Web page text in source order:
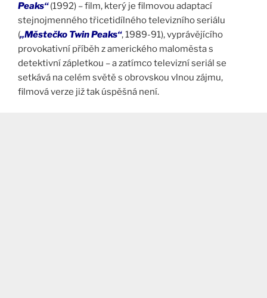
Peaks“(1992) – film, který je filmovou adaptací
stejnojmenného třicetidílného televizního seriálu
(„Městečko Twin Peaks“, 1989-91), vyprávějícího
provokativní příběh z amerického maloměsta s
detektivní zápletkou – a zatímco televizní seriál se
setkává na celém světě s obrovskou vlnou zájmu,
filmová verze již tak úspěšná není.